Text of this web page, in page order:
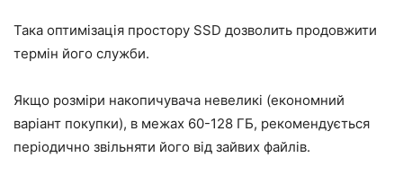
Така оптимізація простору SSD дозволить продовжити
термін його служби.
Якщо розміри накопичувача невеликі (економний
варіант покупки), в межах 60-128 ГБ, рекомендується
періодично звільняти його від зайвих файлів.